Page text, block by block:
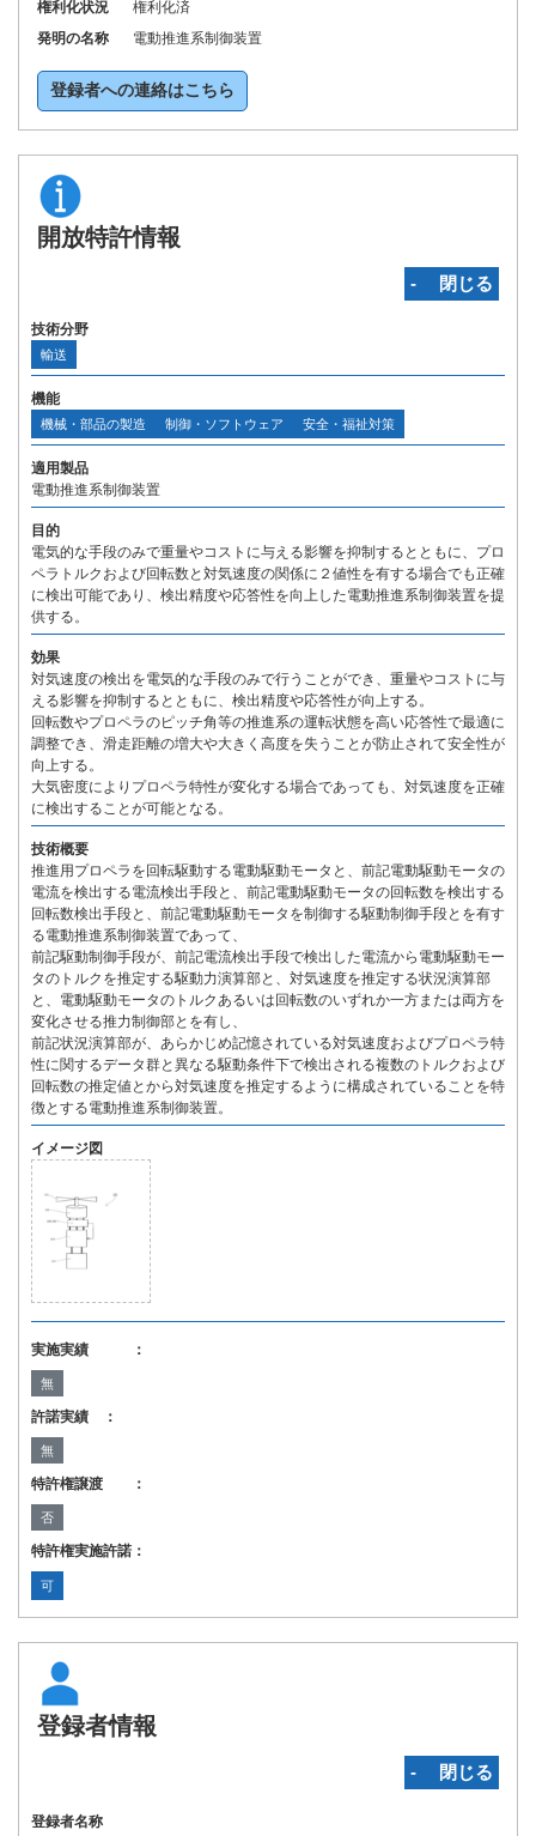
権利化状況
権利化済
発明の名称
電動推進系制御装置
登録者への連絡はこちら
開放特許情報
‐ 閉じる
技術分野
輸送
機能
機械・部品の製造 制御・ソフトウェア 安全・福祉対策
適用製品
電動推進系制御装置
目的
電気的な手段のみで重量やコストに与える影響を抑制するとともに、プロ
ペラトルクおよび回転数と対気速度の関係に２値性を有する場合でも正確
に検出可能であり、検出精度や応答性を向上した電動推進系制御装置を提
供する。
効果
対気速度の検出を電気的な手段のみで行うことができ、重量やコストに与
える影響を抑制するとともに、検出精度や応答性が向上する。
回転数やプロペラのピッチ角等の推進系の運転状態を高い応答性で最適に
調整でき、滑走距離の増大や大きく高度を失うことが防止されて安全性が
向上する。
大気密度によりプロペラ特性が変化する場合であっても、対気速度を正確
に検出することが可能となる。
技術概要
推進用プロペラを回転駆動する電動駆動モータと、前記電動駆動モータの
電流を検出する電流検出手段と、前記電動駆動モータの回転数を検出する
回転数検出手段と、前記電動駆動モータを制御する駆動制御手段とを有す
る電動推進系制御装置であって、
前記駆動制御手段が、前記電流検出手段で検出した電流から電動駆動モー
タのトルクを推定する駆動力演算部と、対気速度を推定する状況演算部
と、電動駆動モータのトルクあるいは回転数のいずれか一方または両方を
変化させる推力制御部とを有し、
前記状況演算部が、あらかじめ記憶されている対気速度およびプロペラ特
性に関するデータ群と異なる駆動条件下で検出される複数のトルクおよび
回転数の推定値とから対気速度を推定するように構成されていることを特
徴とする電動推進系制御装置。
イメージ図
実施実績 ：
無
許諾実績 ：
無
特許権譲渡 ：
否
特許権実施許諾：
可
登録者情報
‐ 閉じる
登録者名称